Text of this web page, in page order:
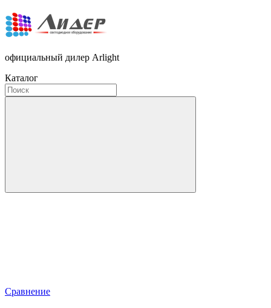
официальный дилер Arlight
Каталог
Сравнение